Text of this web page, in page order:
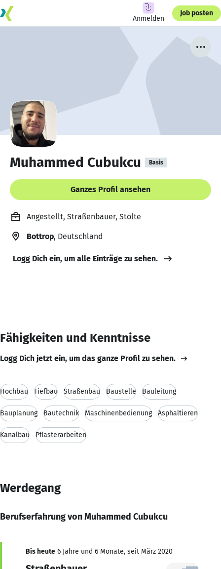
Anmelden
Job posten
Muhammed Cubukcu Basis
Ganzes Profil ansehen
Angestellt, Straßenbauer, Stolte
Bottrop, Deutschland
Logg Dich ein, um alle Einträge zu sehen.
Fähigkeiten und Kenntnisse
Logg Dich jetzt ein, um das ganze Profil zu sehen.
Hochbau Tiefbau Straßenbau Baustelle Bauleitung
Bauplanung Bautechnik Maschinenbedienung Asphaltieren
Kanalbau Pflasterarbeiten
Werdegang
Berufserfahrung von Muhammed Cubukcu
Bis heute 6 Jahre und 6 Monate, seit März 2020